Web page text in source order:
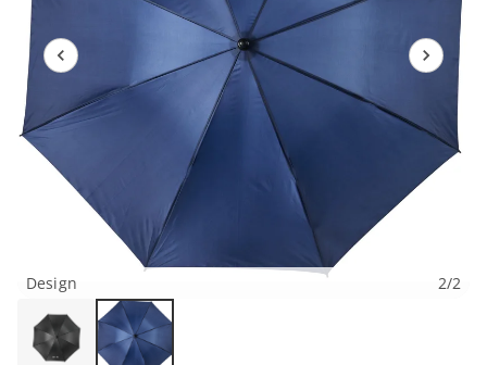
Design 2/2